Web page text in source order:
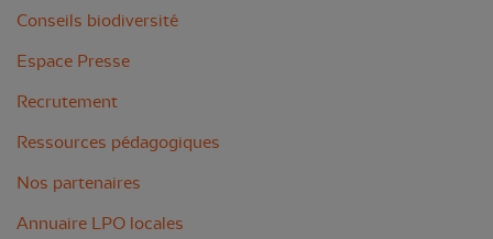
Conseils biodiversité
Espace Presse
Recrutement
Ressources pédagogiques
Nos partenaires
Annuaire LPO locales